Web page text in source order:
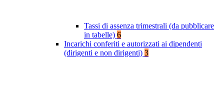
Tassi di assenza trimestrali (da pubblicare
in tabelle) 6
Incarichi conferiti e autorizzati ai dipendenti
(dirigenti e non dirigenti) 3